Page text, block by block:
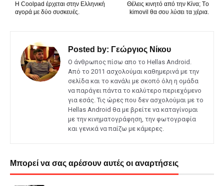
Θέλεις κινητό από την Κίνα; Tο
kimovil θα σου λύσει τα χέρια.
H Coolpad έρχεται στην Ελληνική
αγορά με δύο συσκευές.
Posted by: Γεώργιος Νίκου
Ο άνθρωπος πίσω απο το Hellas Android.
Από το 2011 ασχολούμαι καθημερινά με την
σελίδα και το κανάλι με σκοπό όλη η ομάδα
να παράγει πάντα το καλύτερο περιεχόμενο
για εσάς. Τις ώρες που δεν ασχολούμαι με το
Hellas Android θα με βρείτε να καταγίνομαι
με την κινηματογράφηση, την φωτογραφία
και γενικά να παίζω με κάμερες.
Μπορεί να σας αρέσουν αυτές οι αναρτήσεις